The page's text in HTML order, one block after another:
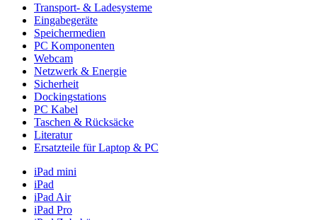
Transport- & Ladesysteme
Eingabegeräte
Speichermedien
PC Komponenten
Webcam
Netzwerk & Energie
Sicherheit
Dockingstations
PC Kabel
Taschen & Rücksäcke
Literatur
Ersatzteile für Laptop & PC
iPad mini
iPad
iPad Air
iPad Pro